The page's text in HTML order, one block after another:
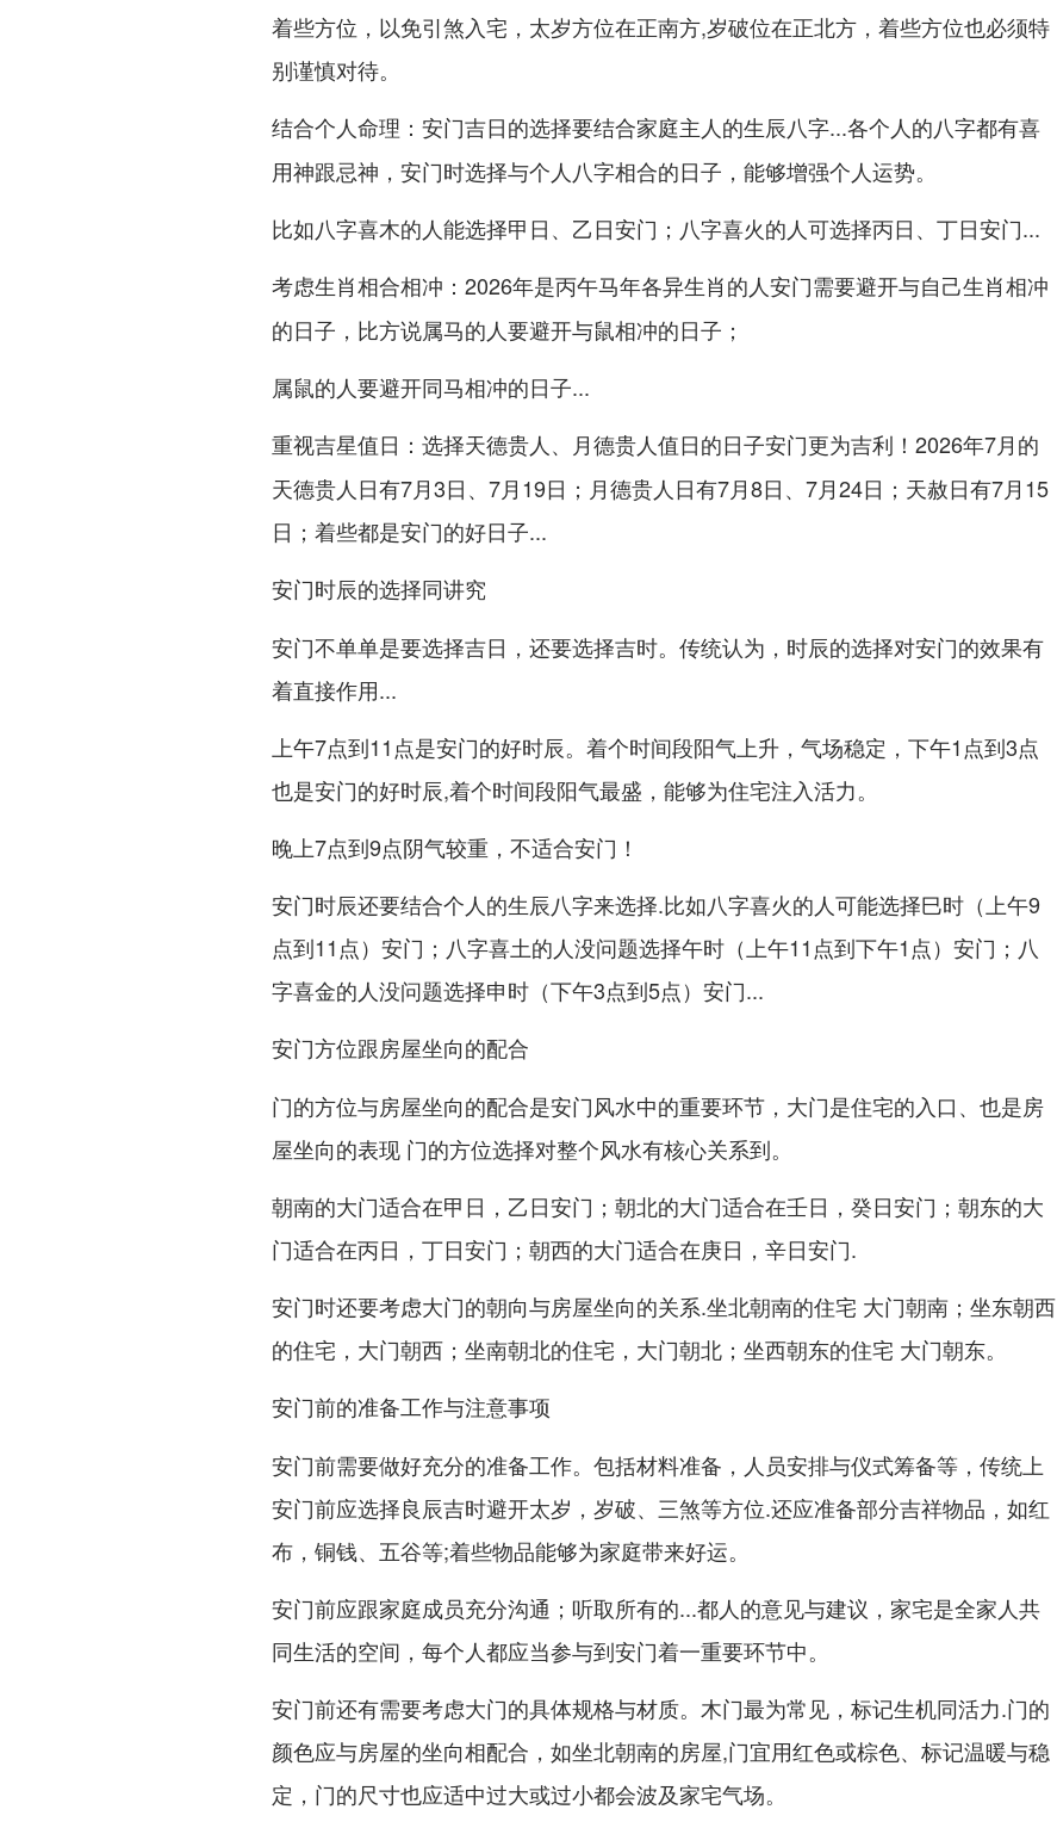
着些方位，以免引煞入宅，太岁方位在正南方,岁破位在正北方，着些方位也必须特
别谨慎对待。
结合个人命理 ：安门吉日的选择要结合家庭主人的生辰八字...各个人的八字都有喜
用神跟忌神，安门时选择与个人八字相合的日子，能够增强个人运势。
比如八字喜木的人能选择甲日、乙日安门；八字喜火的人可选择丙日、丁日安门...
考虑生肖相合相冲 ：2026年是丙午马年各异生肖的人安门需要避开与自己生肖相冲
的日子，比方说属马的人要避开与鼠相冲的日子；
属鼠的人要避开同马相冲的日子...
重视吉星值日 ：选择天德贵人、月德贵人值日的日子安门更为吉利！2026年7月的
天德贵人日有7月3日、7月19日；月德贵人日有7月8日、7月24日；天赦日有7月15
日；着些都是安门的好日子...
安门时辰的选择同讲究
安门不单单是要选择吉日，还要选择吉时。传统认为，时辰的选择对安门的效果有
着直接作用...
上午7点到11点是安门的好时辰。着个时间段阳气上升，气场稳定，下午1点到3点
也是安门的好时辰,着个时间段阳气最盛，能够为住宅注入活力。
晚上7点到9点阴气较重，不适合安门！
安门时辰还要结合个人的生辰八字来选择.比如八字喜火的人可能选择巳时（上午9
点到11点）安门；八字喜土的人没问题选择午时（上午11点到下午1点）安门；八
字喜金的人没问题选择申时（下午3点到5点）安门...
安门方位跟房屋坐向的配合
门的方位与房屋坐向的配合是安门风水中的重要环节，大门是住宅的入口、也是房
屋坐向的表现 门的方位选择对整个风水有核心关系到。
朝南的大门适合在甲日，乙日安门；朝北的大门适合在壬日，癸日安门；朝东的大
门适合在丙日，丁日安门；朝西的大门适合在庚日，辛日安门.
安门时还要考虑大门的朝向与房屋坐向的关系.坐北朝南的住宅 大门朝南；坐东朝西
的住宅，大门朝西；坐南朝北的住宅，大门朝北；坐西朝东的住宅 大门朝东。
安门前的准备工作与注意事项
安门前需要做好充分的准备工作。包括材料准备，人员安排与仪式筹备等，传统上
安门前应选择良辰吉时避开太岁，岁破、三煞等方位.还应准备部分吉祥物品，如红
布，铜钱、五谷等;着些物品能够为家庭带来好运。
安门前应跟家庭成员充分沟通；听取所有的...都人的意见与建议，家宅是全家人共
同生活的空间，每个人都应当参与到安门着一重要环节中。
安门前还有需要考虑大门的具体规格与材质。木门最为常见，标记生机同活力.门的
颜色应与房屋的坐向相配合，如坐北朝南的房屋,门宜用红色或棕色、标记温暖与稳
定，门的尺寸也应适中过大或过小都会波及家宅气场。